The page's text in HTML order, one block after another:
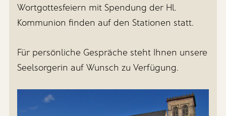
Wortgottesfeiern mit Spendung der Hl.
Kommunion finden auf den Stationen statt.
Für persönliche Gespräche steht Ihnen unsere
Seelsorgerin auf Wunsch zu Verfügung.